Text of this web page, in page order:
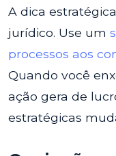
A dica
jurídico. Use um
processos aos
Quando você
ação gera de
estratégicas